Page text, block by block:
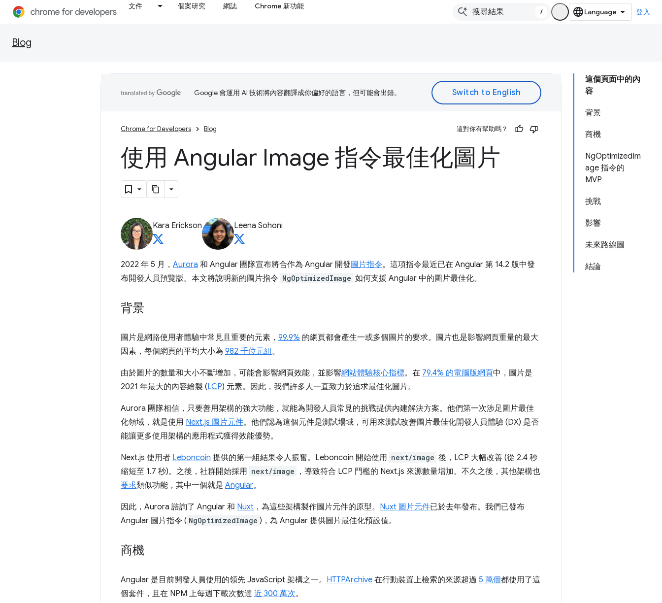
文件 個案研究 網誌 Chrome 新功能
/ 登入
Blog
這個頁面中的內
容
背景
商機
NgOptimizedIm
age 指令的
MVP
挑戰
影響
未來路線圖
結論
Google 會運用 AI 技術將內容翻譯成你偏好的語言，但可能會出錯。
Chrome for Developers Blog 這對你有幫助嗎？
使用 Angular Image 指令最佳化圖片
Kara Erickson Leena Sohoni
2022 年 5 月， Aurora 和 Angular 團隊宣布將合作為 Angular 開發圖片指令。這項指令最近已在 Angular 第 14.2 版中發
布開發人員預覽版。本文將說明新的圖片指令 NgOptimizedImage 如何支援 Angular 中的圖片最佳化。
背景
圖片是網路使用者體驗中常見且重要的元素， 99.9% 的網頁都會產生一或多個圖片的要求。圖片也是影響網頁重量的最大
因素，每個網頁的平均大小為 982 千位元組。
由於圖片的數量和大小不斷增加，可能會影響網頁效能，並影響網站體驗核心指標。在 79.4% 的電腦版網頁中，圖片是
2021 年最大的內容繪製 (LCP) 元素。因此，我們許多人一直致力於追求最佳化圖片。
Aurora 團隊相信，只要善用架構的強大功能，就能為開發人員常見的挑戰提供內建解決方案。他們第一次涉足圖片最佳
化領域，就是使用 Next.js 圖片元件。他們認為這個元件是測試場域，可用來測試改善圖片最佳化開發人員體驗 (DX) 是否
能讓更多使用架構的應用程式獲得效能優勢。
Next.js 使用者 Leboncoin 提供的第一組結果令人振奮。Leboncoin 開始使用 next/image 後，LCP 大幅改善 (從 2.4 秒
縮短至 1.7 秒)。之後，社群開始採用 next/image
，導致符合 LCP 門檻的 Next.js 來源數量增加。不久之後，其他架構也
要求類似功能，其中一個就是 Angular。
因此，Aurora 諮詢了 Angular 和 Nuxt ，為這些架構製作圖片元件的原型。 Nuxt 圖片元件已於去年發布。我們已發布
Angular 圖片指令 ( NgOptimizedImage )，為 Angular 提供圖片最佳化預設值。
商機
Angular 是目前開發人員使用的領先 JavaScript 架構之一。 HTTPArchive 在行動裝置上檢索的來源超過 5 萬個都使用了這
個套件，且在 NPM 上每週下載次數達 近 300 萬次。